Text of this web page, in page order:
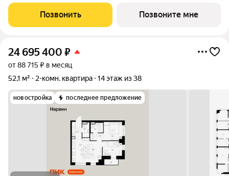
10 минут пешком до станции метро «Водный стадион» и 20
минут до МЦК «Коптево».
Позвонить Позвоните мне
24 695 400 ₽
от 88 715 ₽ в месяц
52,1 м²
2-комн. квартира 14 этаж из 38
новостройка последнее предложение